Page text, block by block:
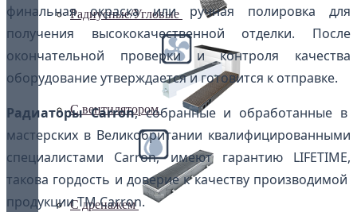
Радиусные/Угловые
С вентилятором
С дренажем
финальная окраска или ручная полировка для
получения высококачественной отделки. После
окончательной проверки и контроля качества
оборудование утверждается и готовится к отправке.
Радиаторы Carron, собранные и обработанные в
мастерских в Великобритании квалифицированными
специалистами Carron, имеют гарантию LIFETIME,
такова гордость и доверие к качеству производимой
продукции ТМ Carron.